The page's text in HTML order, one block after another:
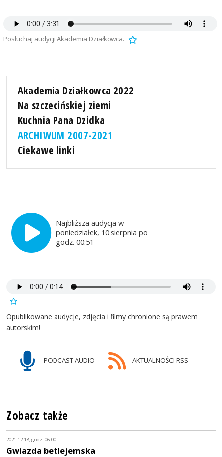
Posłuchaj audycji Akademia Działkowca.
Akademia Działkowca 2022
Na szczecińskiej ziemi
Kuchnia Pana Dzidka
ARCHIWUM 2007-2021
Ciekawe linki
Najbliższa audycja w
poniedziałek, 10 sierpnia po
godz. 00:51
Opublikowane audycje, zdjęcia i filmy chronione są prawem
autorskim!
PODCAST AUDIO AKTUALNOŚCI RSS
Zobacz także
2021-12-18, godz. 06:00
Gwiazda betlejemska